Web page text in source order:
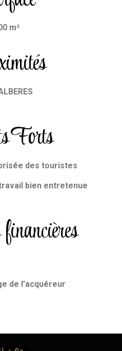
m²
Forts
des touristes
bien entretenue
de l’acquéreur